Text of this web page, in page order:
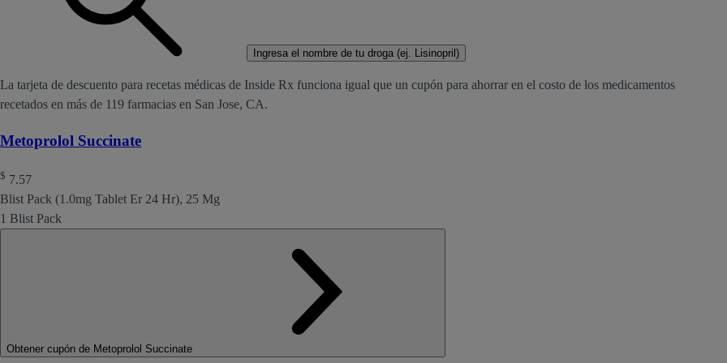
Ingresa el nombre de tu droga (ej. Lisinopril)
La tarjeta de descuento para recetas médicas de Inside Rx funciona igual que un cupón para ahorrar en el costo de los medicamentos
recetados en más de 119 farmacias en San Jose, CA.
Metoprolol Succinate
$ 7.57
Blist Pack (1.0mg Tablet Er 24 Hr), 25 Mg
1 Blist Pack
Obtener cupón de Metoprolol Succinate